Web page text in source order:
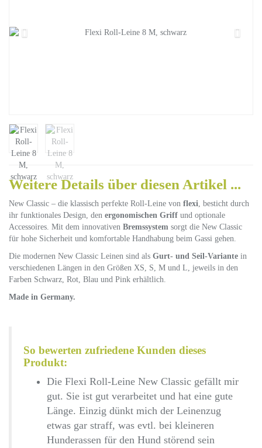
Weitere Details über diesen Artikel ...
New Classic – die klassisch perfekte Roll-Leine von flexi, besticht durch
ihr funktionales Design, den ergonomischen Griff und optionale
Accessoires. Mit dem innovativen Bremssystem sorgt die New Classic
für hohe Sicherheit und komfortable Handhabung beim Gassi gehen.
Die modernen New Classic Leinen sind als Gurt- und Seil-Variante in
verschiedenen Längen in den Größen XS, S, M und L, jeweils in den
Farben Schwarz, Rot, Blau und Pink erhältlich.
Made in Germany.
So bewerten zufriedene Kunden dieses
Produkt:
Die Flexi Roll-Leine New Classic gefällt mir
gut. Sie ist gut verarbeitet und hat eine gute
Länge. Einzig dünkt mich der Leinenzug
etwas gar straff, was evtl. bei kleineren
Hunderassen für den Hund störend sein